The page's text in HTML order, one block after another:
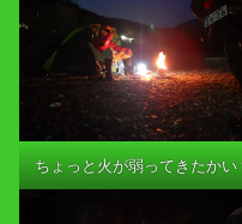
ちょっと火が弱ってきたかい